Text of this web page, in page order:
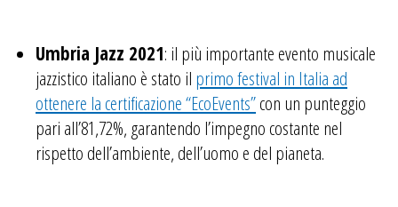
Umbria Jazz 2021: il più importante evento musicale
jazzistico italiano è stato il primo festival in Italia ad
ottenere la certificazione “EcoEvents”con un punteggio
pari all’81,72%, garantendo l’impegno costante nel
rispetto dell’ambiente, dell’uomo e del pianeta.